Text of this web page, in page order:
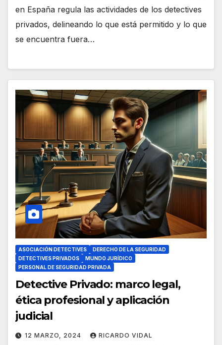
en España regula las actividades de los detectives
privados, delineando lo que está permitido y lo que
se encuentra fuera…
ASOCIACIÓN DETECTIVES
DERECHO DE LA SEGURIDAD
DETECTIVES PRIVADOS
MUNDO JURÍDICO
PERSONAL DE SEGURIDAD PRIVADA
Detective Privado: marco legal,
ética profesional y aplicación
judicial
12 MARZO, 2024 RICARDO VIDAL